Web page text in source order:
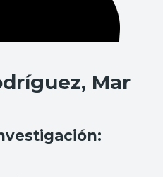
Mar